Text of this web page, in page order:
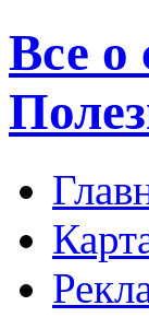
Все о